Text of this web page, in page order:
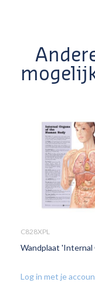
C828XPL
Wandplaat 'Internal
Log in met je